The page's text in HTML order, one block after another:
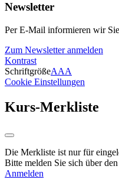
Newsletter
Per E-Mail informieren wir
Zum Newsletter anmelden
Kontrast
SchriftgrößeAAA
Cookie Einstellungen
Kurs-Merkliste
Die Merkliste ist nur für
Bitte melden Sie sich über
Anmelden